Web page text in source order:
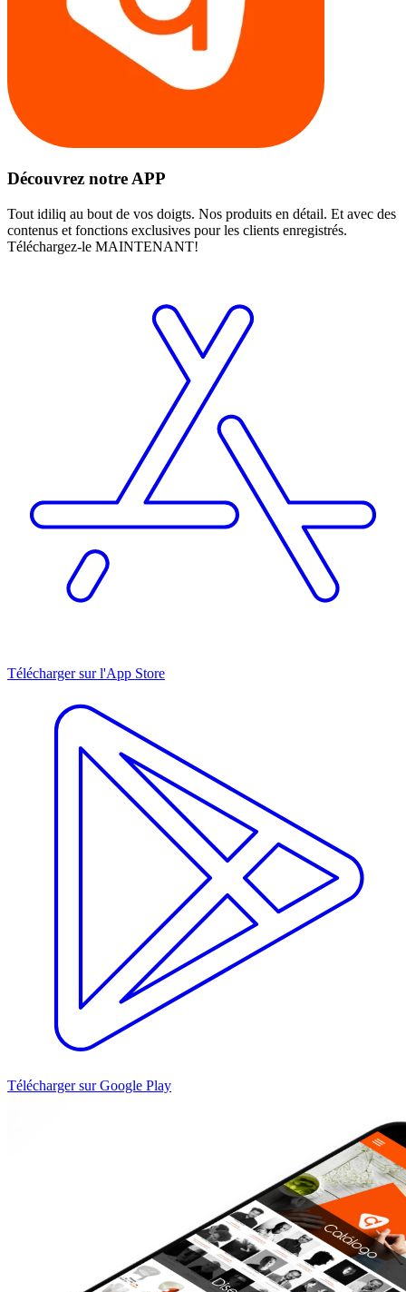
Découvrez notre APP
Tout idiliq au bout de vos doigts. Nos produits en détail. Et avec des
contenus et fonctions exclusives pour les clients enregistrés.
Téléchargez-le MAINTENANT!
Télécharger sur l'App Store
Télécharger sur Google Play